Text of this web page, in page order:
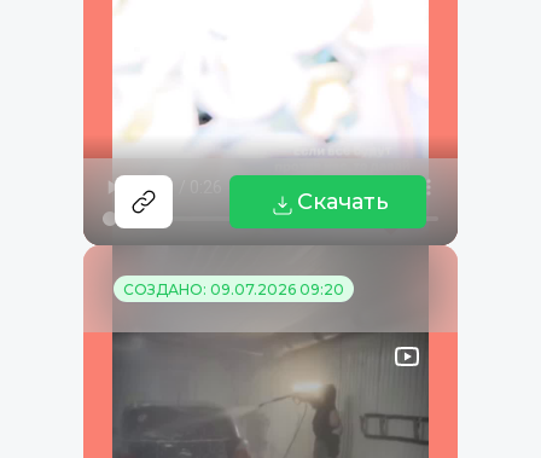
Скачать
СОЗДАНО: 09.07.2026 09:20